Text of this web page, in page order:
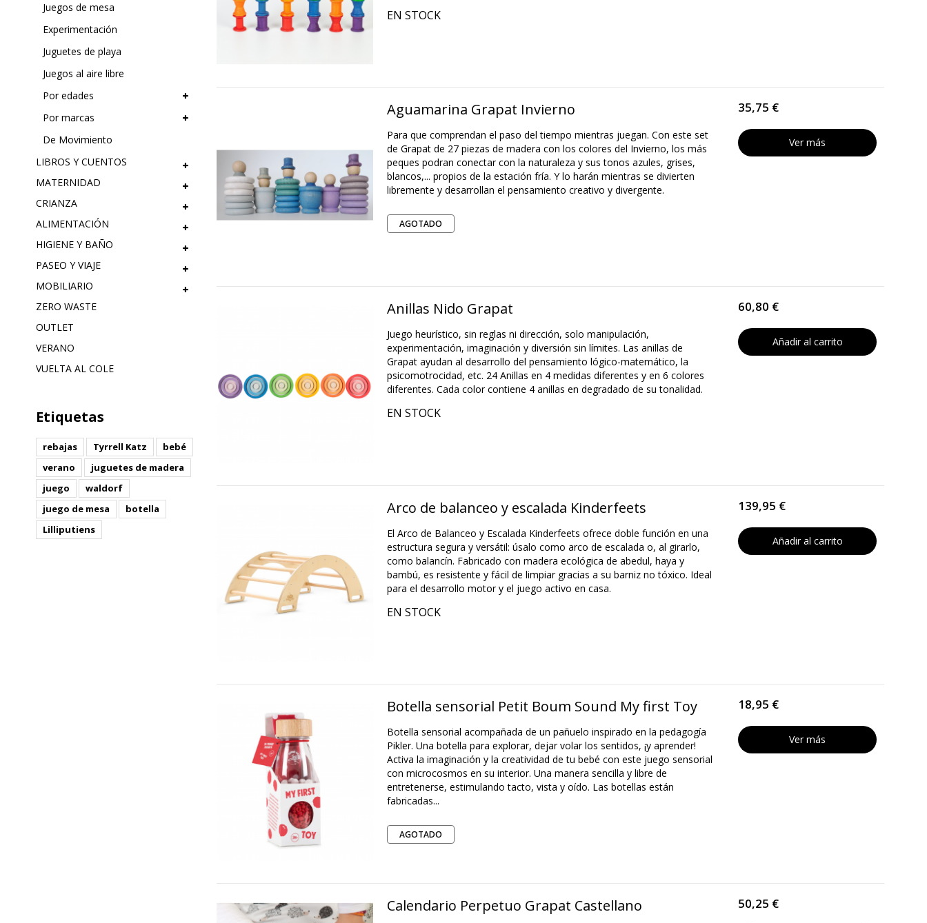
EN STOCK
Aguamarina Grapat Invierno
Para que comprendan el paso del tiempo mientras juegan. Con este set
de Grapat de 27 piezas de madera con los colores del Invierno, los más
peques podran conectar con la naturaleza y sus tonos azules, grises,
blancos,... propios de la estación fría. Y lo harán mientras se divierten
libremente y desarrollan el pensamiento creativo y divergente.
AGOTADO
35,75 €
Ver más
Anillas Nido Grapat
Juego heurístico, sin reglas ni dirección, solo manipulación,
experimentación, imaginación y diversión sin límites. Las anillas de
Grapat ayudan al desarrollo del pensamiento lógico-matemático, la
psicomotrocidad, etc. 24 Anillas en 4 medidas diferentes y en 6 colores
diferentes. Cada color contiene 4 anillas en degradado de su tonalidad.
EN STOCK
60,80 €
Añadir al carrito
Arco de balanceo y escalada Kinderfeets
El Arco de Balanceo y Escalada Kinderfeets ofrece doble función en una
estructura segura y versátil: úsalo como arco de escalada o, al girarlo,
como balancín. Fabricado con madera ecológica de abedul, haya y
bambú, es resistente y fácil de limpiar gracias a su barniz no tóxico. Ideal
para el desarrollo motor y el juego activo en casa.
EN STOCK
139,95 €
Añadir al carrito
Botella sensorial Petit Boum Sound My first Toy
Botella sensorial acompañada de un pañuelo inspirado en la pedagogía
Pikler. Una botella para explorar, dejar volar los sentidos, ¡y aprender!
Activa la imaginación y la creatividad de tu bebé con este juego sensorial
con microcosmos en su interior. Una manera sencilla y libre de
entretenerse, estimulando tacto, vista y oído. Las botellas están
fabricadas...
AGOTADO
18,95 €
Ver más
Calendario Perpetuo Grapat Castellano 50,25 €
Juegos de mesa
Experimentación
Juguetes de playa
Juegos al aire libre
Por edades
Por marcas
De Movimiento
LIBROS Y CUENTOS
MATERNIDAD
CRIANZA
ALIMENTACIÓN
HIGIENE Y BAÑO
PASEO Y VIAJE
MOBILIARIO
ZERO WASTE
OUTLET
VERANO
VUELTA AL COLE
Etiquetas
rebajas Tyrrell Katz
bebé
verano
juguetes de madera
juego
waldorf
juego de mesa
botella
Lilliputiens